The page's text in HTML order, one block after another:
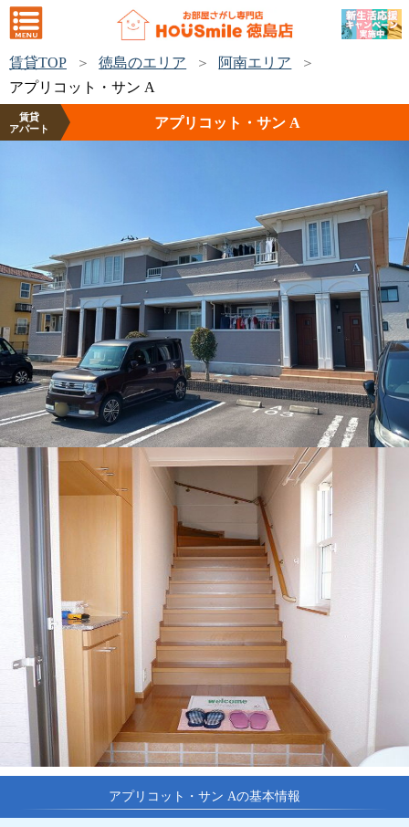
賃貸TOP 徳島のエリア
阿南エリア
アプリコット・サン A
賃貸
アパート
アプリコット・サン A
アプリコット・サン Aの基本情報